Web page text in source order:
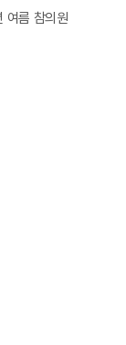
여름 참의원